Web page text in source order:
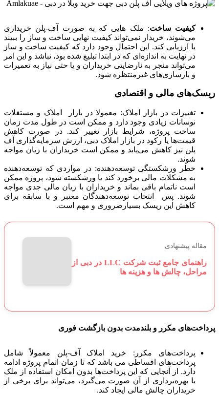
کیفیت ساخت: ملک هایی که به صورت آف-پلن خریداری
می‌شوند، خریدار نمی‌تواند کیفیت نهایی ساخت و ساز را ببیند
یا ارزیابی کند. این احتمال وجود دارد که کیفیت ساخت و ساز
در نهایت به اندازه‌ای که در ابتدا تبلیغ شده بود، نباشد و این امر
می‌تواند منجر به نارضایتی خریداران و یا حتی نیاز به تعمیرات
و بازسازی‌های غیرمنتظره شود.
ریسک‌های مالی و اقتصادی
تغییرات در بازار املاک: معمولا در بازار املاک و مستغلات
نوسانات زیادی وجود دارد و ممکن است در طول مدت زمان
ساخت پروژه، شرایط بازار تغییر کند. در صورت کاهش
قیمت‌ها یا رکود در بازار املاک دبی، ارزش سرمایه‌گذاری آف
پلن نیز کاهش می‌یابد و ممکن است خریداران با زیان مواجه
شوند.
خطر ورشکستگی توسعه‌دهنده: در مواردی که توسعه‌دهنده
به مشکلات مالی برخورد کند یا ورشکسته شود، پروژه ممکن
است ناتمام باقی بماند و خریداران با زیان مالی جدی مواجه
شوند. پس انتخاب توسعه‌دهندگان معتبر و با سابقه برای
کاهش این ریسک بسیارضروری و مهم است.
مقاله پیشنهادی
راهنمای جامع ثبت شرکت LLC در دبی از
مراحل، چالش ها و هزینه ها
پرداخت‌های مکرر و بلندمدت بدون بازگشت فوری
پرداخت‌های مکرر: خرید املاک آف-پلن معمولاً شامل
پرداخت‌های اقساطی می باشد که تا زمان اتمام پروژه ادامه
دارد. از آنجایی که این پرداخت‌ها بدون امکان استفاده از ملک
یا بهره‌برداری از آن صورت می‌گیرد، می‌تواند برای برخی از
خریداران چالش مالی ایجاد کند.